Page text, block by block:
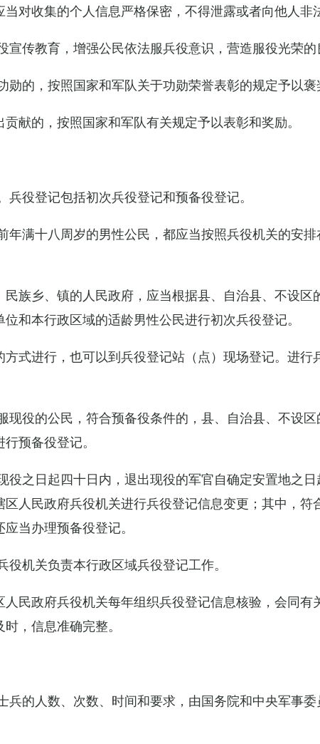
对收集的个人信息严格保密，不得泄露或者向他人非
传教育，增强公民依法服兵役意识，营造服役光荣的
的，按照国家和军队关于功勋荣誉表彰的规定予以褒
献的，按照国家和军队有关规定予以表彰和奖励。
役登记包括初次兵役登记和预备役登记。
年满十八周岁的男性公民，都应当按照兵役机关的安
族乡、镇的人民政府，应当根据县、自治县、不设区
和本行政区域的适龄男性公民进行初次兵役登记。
式进行，也可以到兵役登记站（点）现场登记。进行
现役的公民，符合预备役条件的，县、自治县、不设区
预备役登记。
役之日起四十日内，退出现役的军官自确定安置地之
人民政府兵役机关进行兵役登记信息变更；其中，符
当办理预备役登记。
机关负责本行政区域兵役登记工作。
民政府兵役机关每年组织兵役登记信息核验，会同有
，信息准确完整。
兵的人数、次数、时间和要求，由国务院和中央军事